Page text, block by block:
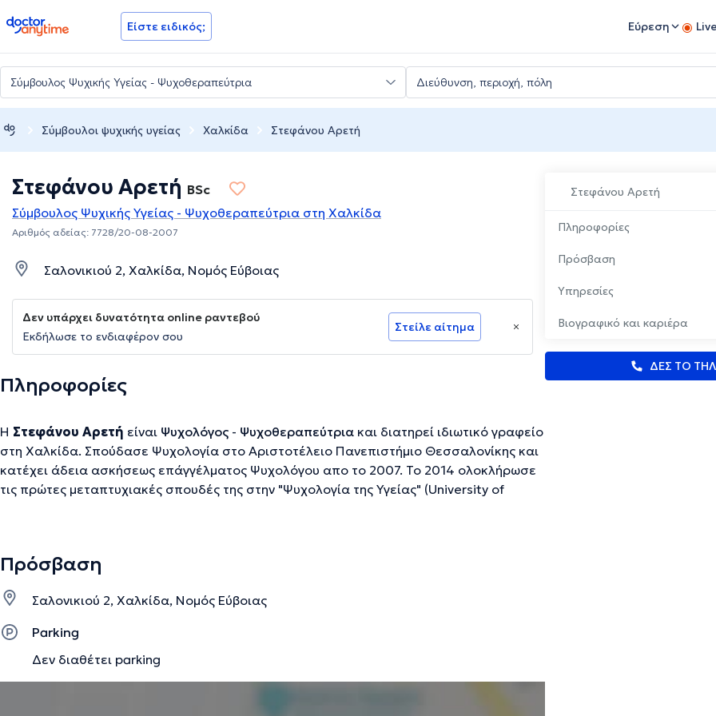
doctoranytime Είστε ειδικός; Εύρεση
Σύμβουλοι ψυχικής υγείας Χαλκίδα Στεφάνου Αρετή
Στεφάνου Αρετή
Πληροφορίες
Πρόσβαση
Υπηρεσίες
Βιογραφικό και καριέρα
ΔΕΣ ΤΟ
Στεφάνου Αρετή BSc
Σύμβουλος Ψυχικής Υγείας - Ψυχοθεραπεύτρια στη Χαλκίδα
Αριθμός αδείας: 7728/20-08-2007
Σαλονικιού 2, Χαλκίδα, Νομός Εύβοιας
Δεν υπάρχει δυνατότητα online ραντεβού
Εκδήλωσε το ενδιαφέρον σου
Στείλε αίτημα
Πληροφορίες
Η Στεφάνου Αρετή είναι Ψυχολόγος - Ψυχοθεραπεύτρια και διατηρεί ιδιωτικό γραφείο
στη Χαλκίδα. Σπούδασε Ψυχολογία στο Αριστοτέλειο Πανεπιστήμιο Θεσσαλονίκης και
κατέχει άδεια ασκήσεως επάγγέλματος Ψυχολόγου απο το 2007. Το 2014 ολοκλήρωσε
τις πρώτες μεταπτυχιακές σπουδές της στην "Ψυχολογία της Υγείας" (University of
Συμπεριφοράς- Παράρτημα Μακεδονίας. Διαθέτει αξιόλογη κλινική εμπειρία έχοντας
Την περιγραφή επιμελείται η ομάδα του doctoranytime βασισμένη σε επαληθευμένες πληροφορίες.
Πρόσβαση
Σαλονικιού 2, Χαλκίδα, Νομός Εύβοιας
Parking
Δεν διαθέτει parking